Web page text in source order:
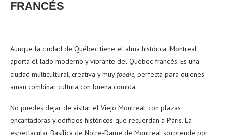
FRANCÉS
Aunque la ciudad de Québec tiene el alma histórica, Montreal
aporta el lado moderno y vibrante del Québec francés. Es una
ciudad multicultural, creativa y muy foodie, perfecta para quienes
aman combinar cultura con buena comida.
No puedes dejar de visitar el Viejo Montreal, con plazas
encantadoras y edificios históricos que recuerdan a París. La
espectacular Basílica de Notre-Dame de Montreal sorprende por